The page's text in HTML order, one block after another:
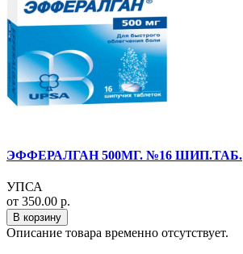
ЭФФЕРАЛГАН 500МГ. №16 ШИП.ТАБ.
УПСА
от 350.00 р.
В корзину
Описание товара временно отсутствует.